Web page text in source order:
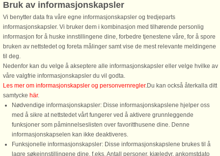
Skudehavnshus i den karakteristiske
røde farve og den unikke beliggenhed
lige på havnen i Ebeltoft. 2-etagers
sommerhus med åbent køkken i
forbindelse med spisestuen og med
direkte udgang til terrassen, ...
fra 6.323 NOK
Skudehavnshus i den karakteristiske
røde farve og den unikke
lige på havnen i Ebeltoft. 2-etagers
sommerhus med åbent køkken i
forbindelse med spisestuen og med
fra 6.826 NOK
Bruk av informasjonskapsler
Vi benytter data fra våre egne informasjonskapsler og tredjeparts
informasjonskapsler. Vi bruker dem i kombinasjon med tilhørende personlig
informasjon for å huske innstillingene dine, forbedre tjenestene våre, for å spore
bruken av nettstedet og foreta målinger samt vise de mest relevante meldingene
til deg.
Nedenfor kan du velge å akseptere alle informasjonskapsler eller velge hvilke av
våre valgfrie informasjonskapsler du vil godta.
Les mer om informasjonskapsler og personvernregler.Du kan också återkalla ditt
samtycke här.
Nødvendige informasjonskapsler: Disse informasjonskapslene hjelper oss
med å sikre at nettstedet vårt fungerer ved å aktivere grunnleggende
funksjoner som påminnelseslisten over favoritthusene dine. Denne
informasjonskapselen kan ikke deaktiveres.
Funksjonelle informasjonskapsler: Disse informasjonskapslene brukes til å
lagre søkeinnstillingene dine, f.eks. Antall personer, kjæledyr, ankomstdato